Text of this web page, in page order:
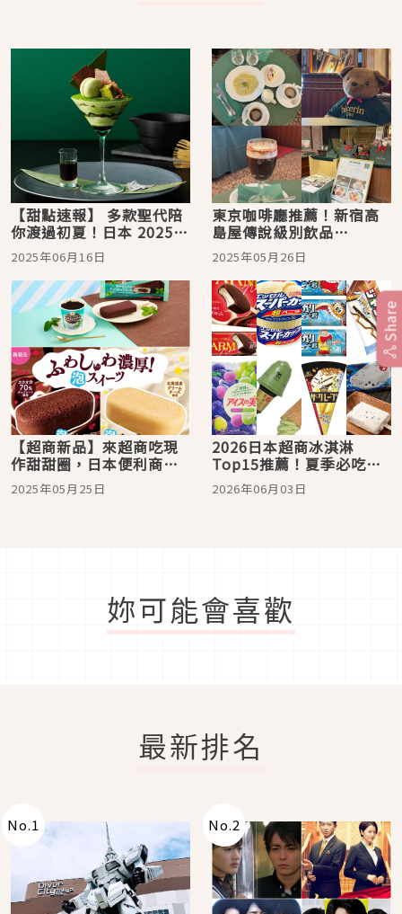
【甜點速報】 多款聖代陪
你渡過初夏！日本 2025
年 6 月必吃美麗甜點
2025年06月16日
東京咖啡廳推薦！新宿高
島屋傳說級別飲品
Bicerin：義大利杜林百年
經典美味元首級甜點任你
吃
2025年05月26日
【超商新品】來超商吃現
作甜甜圈，日本便利商店
不斷升級再進化！
2025年05月25日
2026日本超商冰淇淋
Top15推薦！夏季必吃經
典冰品清單大公開
2026年06月03日
妳可能會喜歡
最新排名
No.1 No.2
Share